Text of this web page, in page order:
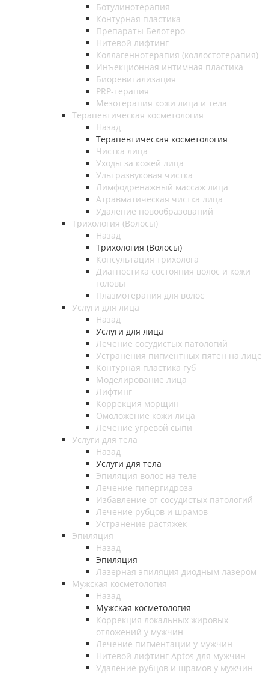
Ботулинотерапия
Контурная пластика
Препараты Белотеро
Нитевой лифтинг
Коллагеннотерапия (коллостотерапия)
Инъекционная интимная пластика
Биоревитализация
PRP-терапия
Мезотерапия кожи лица и тела
Терапевтическая косметология
Назад
Терапевтическая косметология
Чистка лица
Уходы за кожей лица
Ультразвуковая чистка
Лимфодренажный массаж лица
Атравматическая чистка лица
Удаление новообразований
Трихология (Волосы)
Назад
Трихология (Волосы)
Консультация трихолога
Диагностика состояния волос и кожи
головы
Плазмотерапия для волос
Услуги для лица
Назад
Услуги для лица
Лечение сосудистых патологий
Устранения пигментных пятен на лице
Контурная пластика губ
Моделирование лица
Лифтинг
Коррекция морщин
Омоложение кожи лица
Лечение угревой сыпи
Услуги для тела
Назад
Услуги для тела
Эпиляция волос на теле
Лечение гипергидроза
Избавление от сосудистых патологий
Лечение рубцов и шрамов
Устранение растяжек
Эпиляция
Назад
Эпиляция
Лазерная эпиляция диодным лазером
Мужская косметология
Назад
Мужская косметология
Коррекция локальных жировых
отложений у мужчин
Лечение пигментации у мужчин
Нитевой лифтинг Aptos для мужчин
Удаление рубцов и шрамов у мужчин